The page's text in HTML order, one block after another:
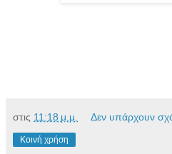
στις 11:18 μ.μ. Δεν υπάρχουν
Κοινή χρήση